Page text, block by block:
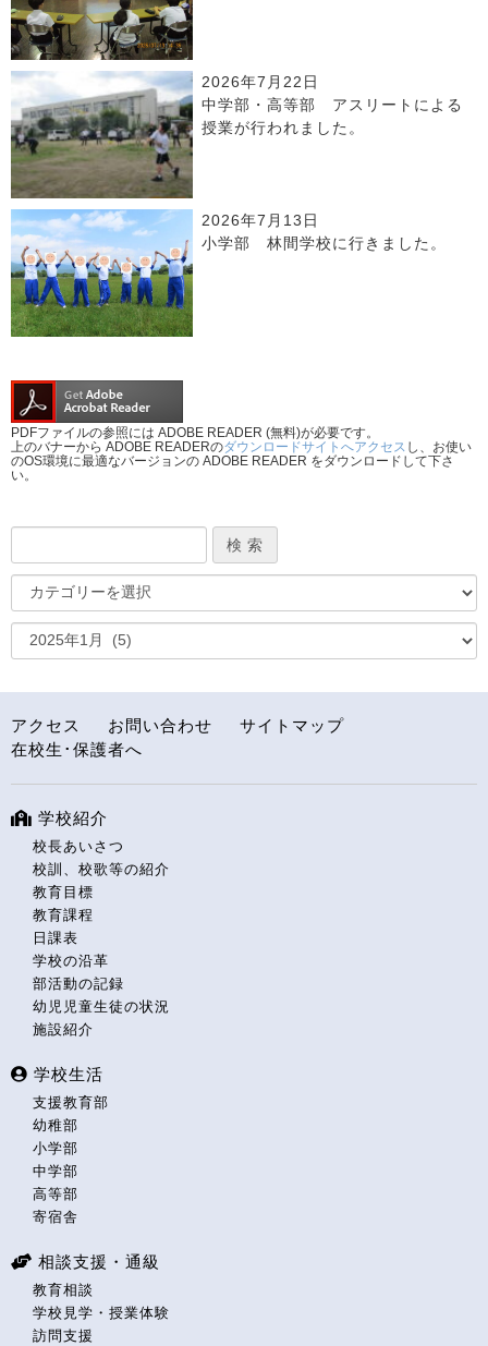
2026年7月22日
中学部・高等部 アスリートによる
授業が行われました。
2026年7月13日
小学部 林間学校に行きました。
PDFファイルの参照には ADOBE READER (無料)が必要です。
上のバナーから ADOBE READERのダウンロードサイトへアクセス し、お使い
のOS環境に最適なバージョンの ADOBE READER をダウンロードして下さ
い。
アクセス お問い合わせ
サイトマップ
在校生･保護者へ
学校紹介
校長あいさつ
校訓、校歌等の紹介
教育目標
教育課程
日課表
学校の沿革
部活動の記録
幼児児童生徒の状況
施設紹介
学校生活
支援教育部
幼稚部
小学部
中学部
高等部
寄宿舎
相談支援・通級
教育相談
学校見学・授業体験
訪問支援